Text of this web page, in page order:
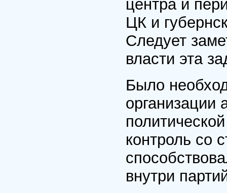
центра и
ЦК и
Следует
власти эта
Было
организации
контроль со
внутри